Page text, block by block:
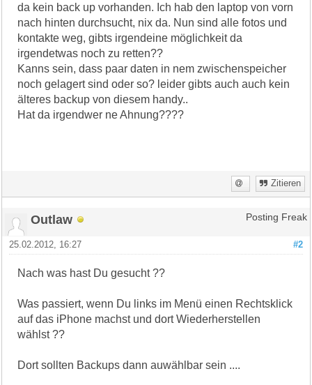
da kein back up vorhanden. Ich hab den laptop von vorn
nach hinten durchsucht, nix da. Nun sind alle fotos und
kontakte weg, gibts irgendeine möglichkeit da
irgendetwas noch zu retten??
Kanns sein, dass paar daten in nem zwischenspeicher
noch gelagert sind oder so? leider gibts auch auch kein
älteres backup von diesem handy..
Hat da irgendwer ne Ahnung????
Zitieren
Outlaw Posting Freak
#2
25.02.2012, 16:27
Nach was hast Du gesucht ??
Was passiert, wenn Du links im Menü einen Rechtsklick
auf das iPhone machst und dort Wiederherstellen
wählst ??
Dort sollten Backups dann auwählbar sein ....